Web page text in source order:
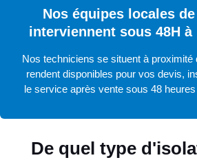
De quel type
Nos équipes locales
interviennent sous 48H
Nos techniciens se situent à proximité
rendent disponibles pour vos devis,
le service après vente sous 48